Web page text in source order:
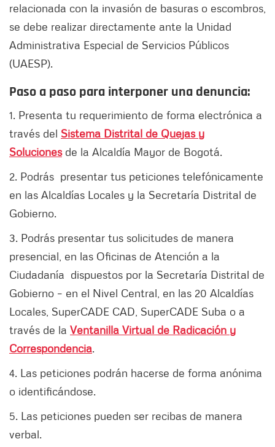
relacionada con la invasión de basuras o escombros,
se debe realizar directamente ante la Unidad
Administrativa Especial de Servicios Públicos
(UAESP).
Paso a paso para interponer una denuncia:
1. Presenta tu requerimiento de forma electrónica a
través del Sistema Distrital de Quejas y
Solucionesde la Alcaldía Mayor de Bogotá.
2. Podrás presentar tus peticiones telefónicamente
en las Alcaldías Locales y la Secretaría Distrital de
Gobierno.
3. Podrás presentar tus solicitudes de manera
presencial, en las Oficinas de Atención a la
Ciudadanía dispuestos por la Secretaría Distrital de
Gobierno – en el Nivel Central, en las 20 Alcaldías
Locales, SuperCADE CAD, SuperCADE Suba o a
través de la Ventanilla Virtual de Radicación y
Correspondencia.
4. Las peticiones podrán hacerse de forma anónima
o identificándose.
5. Las peticiones pueden ser recibas de manera
verbal.